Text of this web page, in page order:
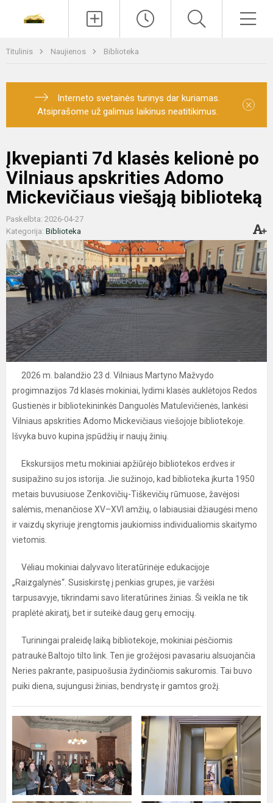
Titulinis Naujienos Biblioteka
Interneto svetainės turinys dar kuriamas.
Atsiprašome už galimus laikinus neatitikimus.
×
Įkvepianti 7d klasės kelionė po
Vilniaus apskrities Adomo
Mickevičiaus viešąją biblioteką
Paskelbta: 2026-04-27
Kategorija: Biblioteka
2026 m. balandžio 23 d. Vilniaus Martyno Mažvydo
progimnazijos 7d klasės mokiniai, lydimi klasės auklėtojos Redos
Gustienės ir bibliotekininkės Danguolės Matulevičienės, lankėsi
Vilniaus apskrities Adomo Mickevičiaus viešojoje bibliotekoje.
Išvyka buvo kupina įspūdžių ir naujų žinių.
Ekskursijos metu mokiniai apžiūrėjo bibliotekos erdves ir
susipažino su jos istorija. Jie sužinojo, kad biblioteka įkurta 1950
metais buvusiuose Zenkovičių-Tiškevičių rūmuose, žavėjosi
salėmis, menančiose XV–XVI amžių, o labiausiai džiaugėsi meno
ir vaizdų skyriuje įrengtomis jaukiomiss individualiomis skaitymo
vietomis.
Vėliau mokiniai dalyvavo literatūrinėje edukacijoje
„Raizgalynės“. Susiskirstę į penkias grupes, jie varžėsi
tarpusavyje, tikrindami savo literatūrines žinias. Ši veikla ne tik
praplėtė akiratį, bet ir suteikė daug gerų emocijų.
Turiningai praleidę laiką bibliotekoje, mokiniai pėsčiomis
patraukė Baltojo tilto link. Ten jie grožėjosi pavasariu alsuojančia
Neries pakrante, pasipuošusia žydinčiomis sakuromis. Tai buvo
puiki diena, sujungusi žinias, bendrystę ir gamtos grožį.